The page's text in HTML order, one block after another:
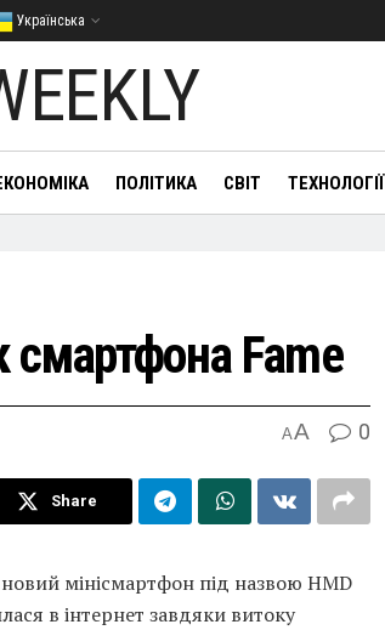
Українська
ПОЛІТИКА СВІТ ТЕХНОЛОГІЇ
смартфона Fame
AA 0
Share
мінісмартфон під назвою HMD
в інтернет завдяки витоку